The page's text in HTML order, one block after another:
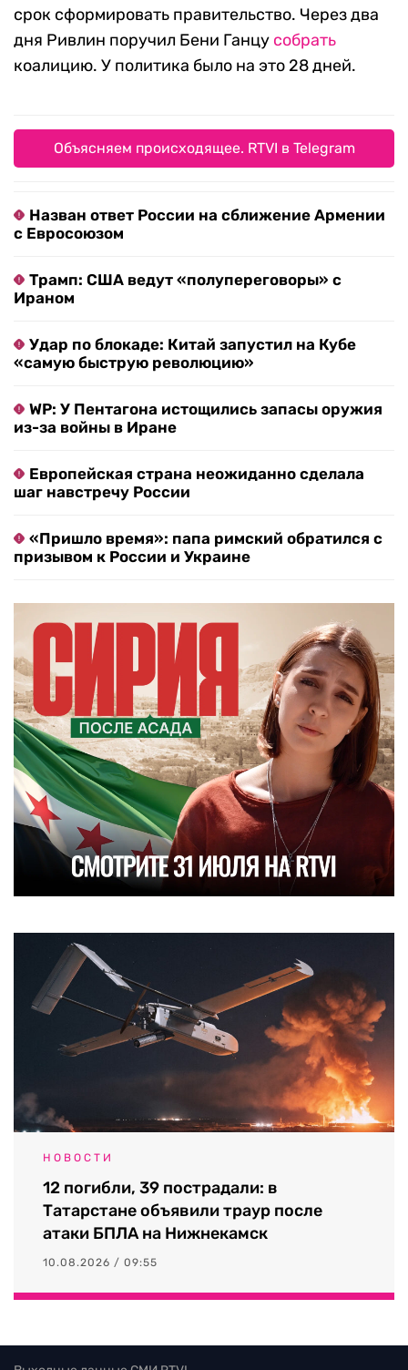
срок сформировать правительство. Через два
дня Ривлин поручил Бени Ганцу собрать
коалицию. У политика было на это 28 дней.
Объясняем происходящее. RTVI в Telegram
Назван ответ России на сближение Армении
с Евросоюзом
Трамп: США ведут «полупереговоры» с
Ираном
Удар по блокаде: Китай запустил на Кубе
«самую быструю революцию»
WP: У Пентагона истощились запасы оружия
из-за войны в Иране
Европейская страна неожиданно сделала
шаг навстречу России
«Пришло время»: папа римский обратился с
призывом к России и Украине
НОВОСТИ
12 погибли, 39 пострадали: в
Татарстане объявили траур после
атаки БПЛА на Нижнекамск
10.08.2026 / 09:55